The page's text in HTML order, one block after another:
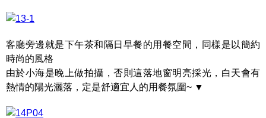
客廳旁邊就是下午茶和隔日早餐的用餐空間，同樣是以簡約
時尚的風格
由於小海是晚上做拍攝，否則這落地窗明亮採光，白天會有
熱情的陽光灑落，定是舒適宜人的用餐氛圍~ ▼